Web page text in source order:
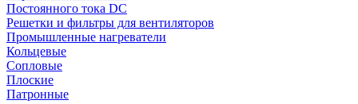
Постоянного тока DC
Решетки и фильтры для вентиляторов
Промышленные нагреватели
Кольцевые
Сопловые
Плоские
Патронные